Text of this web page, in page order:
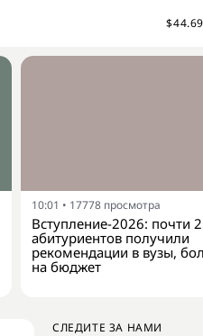
$44.69
10:01 • 17778 просмотра
Вступление-2026: почти
абитуриентов получили
рекомендации в вузы,
на бюджет
СЛЕДИТЕ ЗА НАМИ